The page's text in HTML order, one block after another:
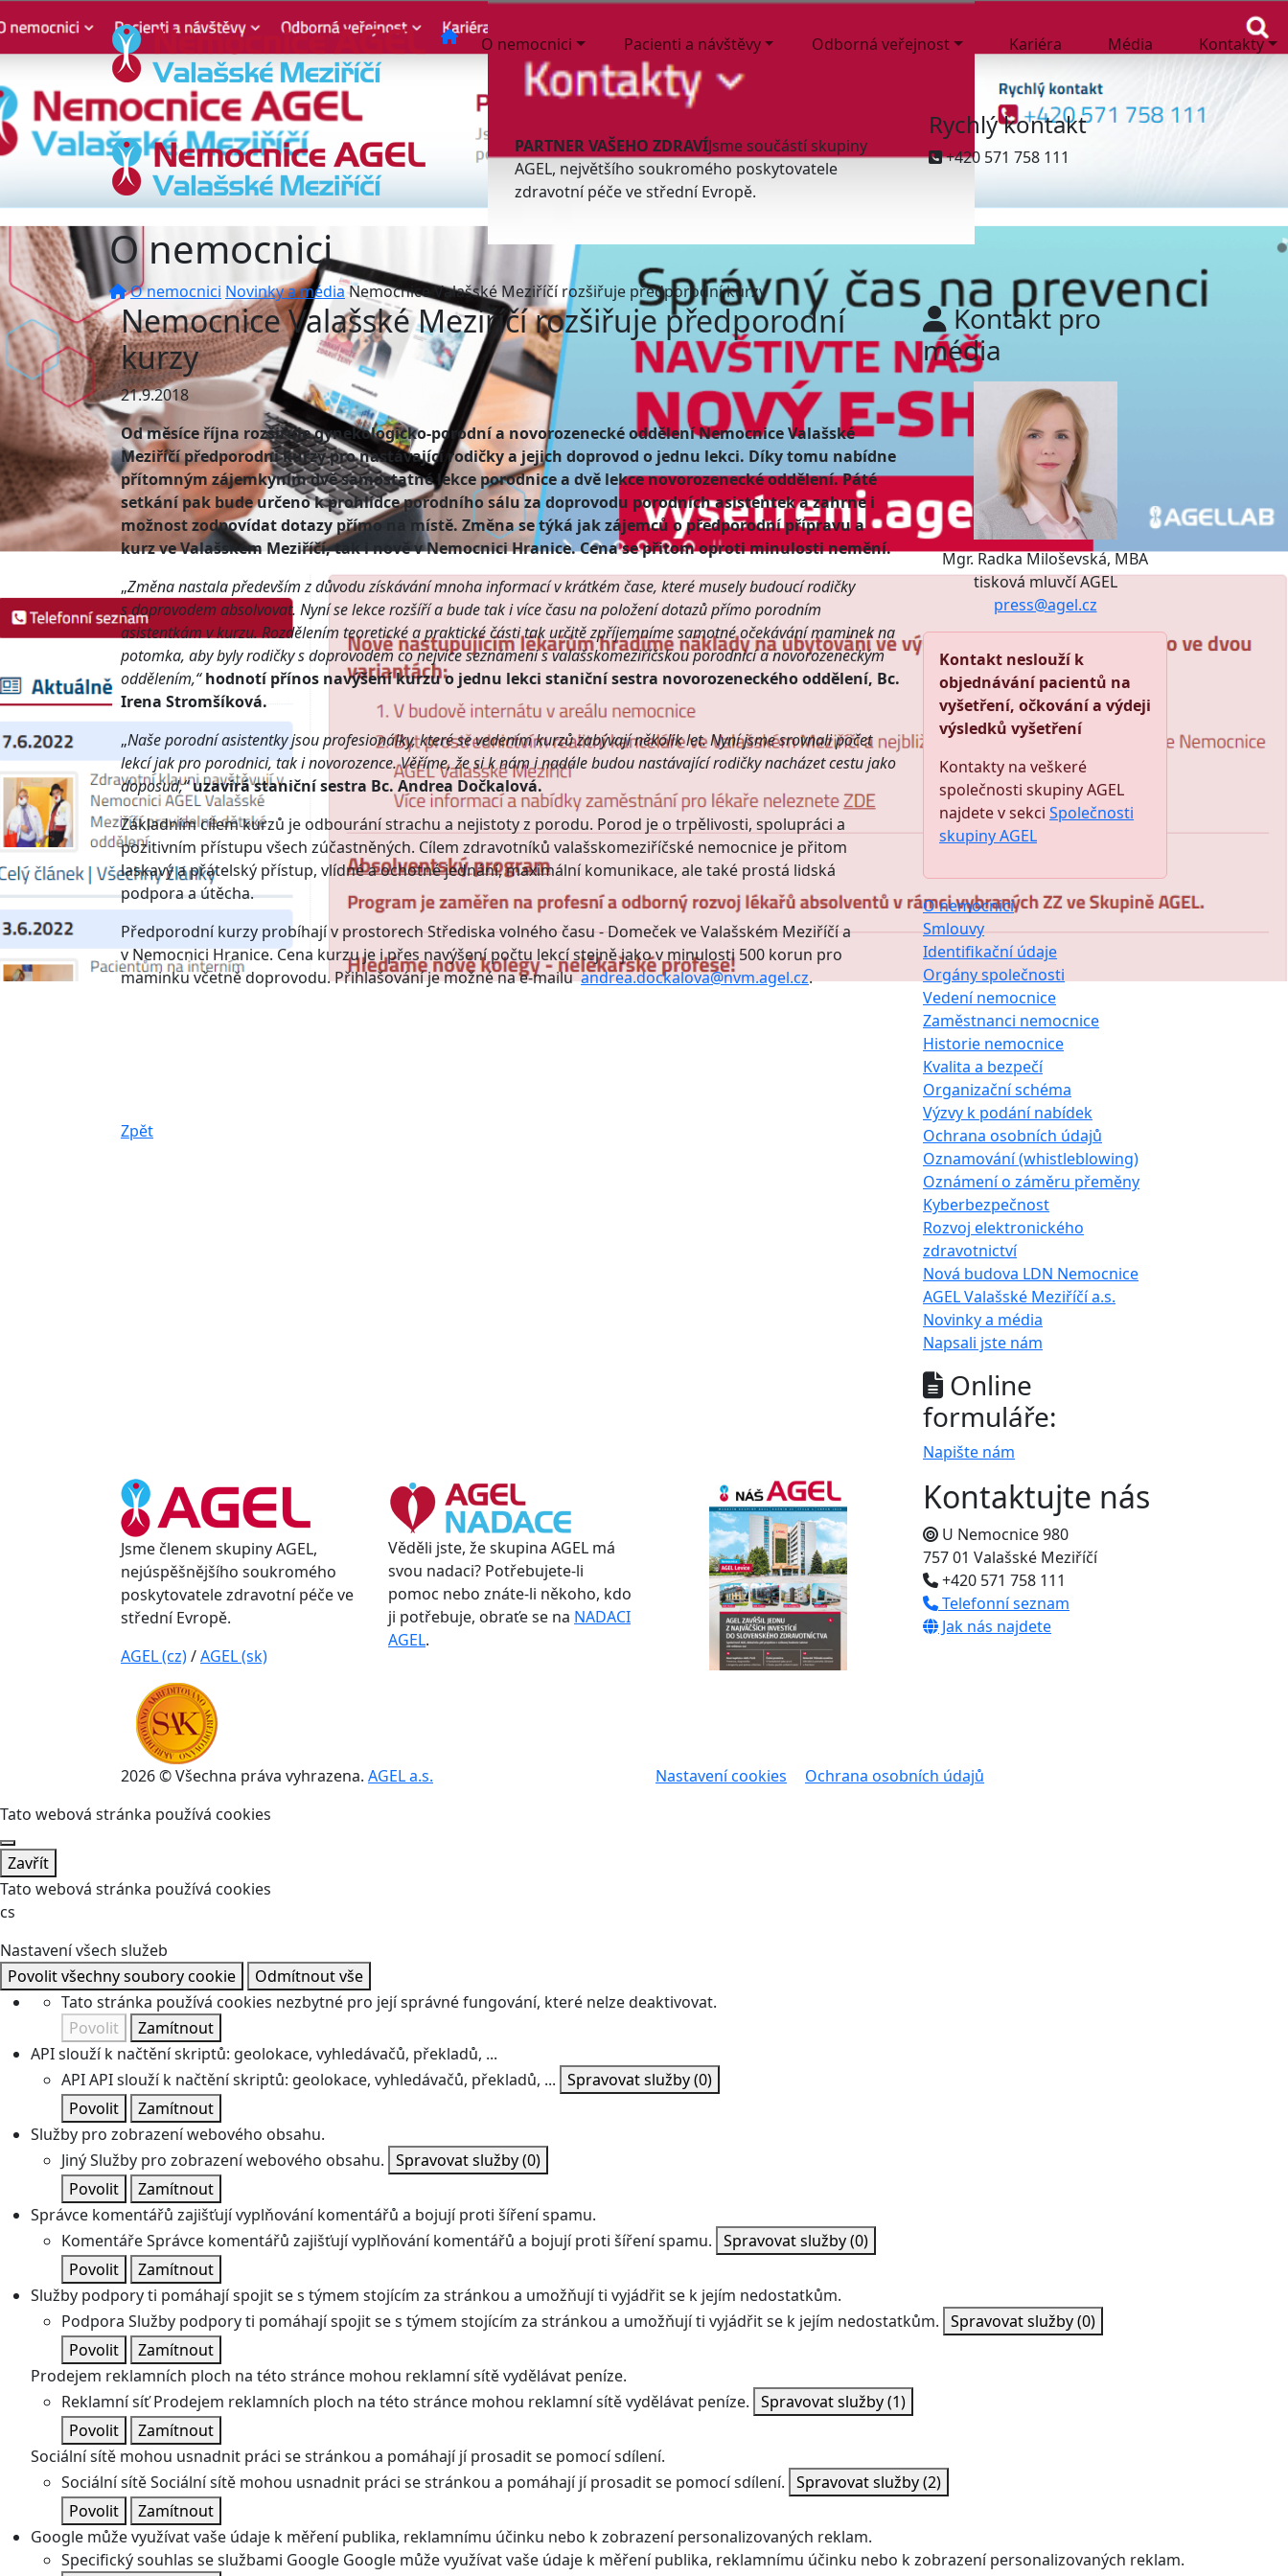
O nemocnici Pacienti a návštěvy Odborná veřejnost Kariéra Média Kontakty
PARTNER VAŠEHO ZDRAVÍJsme součástí skupiny
AGEL, největšího soukromého poskytovatele
zdravotní péče ve střední Evropě.
Rychlý kontakt
+420 571 758 111
O nemocnici
O nemocnici Novinky a médiaNemocnice Valašské Meziříčí rozšiřuje předporodní kurzy
Nemocnice Valašské Meziříčí rozšiřuje předporodní
kurzy
21.9.2018
Od měsíce října rozšiřuje gynekologicko-porodní a novorozenecké oddělení Nemocnice Valašské
Meziříčí předporodní kurzy pro nastávající rodičky a jejich doprovod o jednu lekci. Díky tomu nabídne
přítomným zájemkyním dvě samostatné lekce porodnice a dvě lekce novorozenecké oddělení. Páté
setkání pak bude určeno k prohlídce porodního sálu za doprovodu porodních asistentek a zahrne i
možnost zodpovídat dotazy přímo na místě. Změna se týká jak zájemců o předporodní přípravu a
kurz ve Valašském Meziříčí, tak i nově v Nemocnici Hranice. Cena se přitom oproti minulosti nemění.
„Změna nastala především z důvodu získávání mnoha informací v krátkém čase, které musely budoucí rodičky
s doprovodem absolvovat. Nyní se lekce rozšíří a bude tak i více času na položení dotazů přímo porodním
asistentkám v kurzu. Rozdělením teoretické a praktické části tak určitě zpříjemníme samotné očekávání maminek na
potomka, aby byly rodičky s doprovodem co nejvíce seznámeni s valašskomeziříčskou porodnicí a novorozeneckým
oddělením,“ hodnotí přínos navýšení kurzu o jednu lekci staniční sestra novorozeneckého oddělení, Bc.
Irena Stromšíková.
„Naše porodní asistentky jsou profesionálky, které se vedením kurzů zabývají několik let. Nyní jsme srovnali počet
lekcí jak pro porodnici, tak i novorozence. Věříme, že si k nám i nadále budou nastávající rodičky nacházet cestu jako
doposud,“uzavírá staniční sestra Bc. Andrea Dočkalová.
Základním cílem kurzů je odbourání strachu a nejistoty z porodu. Porod je o trpělivosti, spolupráci a
pozitivním přístupu všech zúčastněných. Cílem zdravotníků valašskomeziříčské nemocnice je přitom
laskavý a přátelský přístup, vlídné a ochotné jednání, maximální komunikace, ale také prostá lidská
podpora a útěcha.
Předporodní kurzy probíhají v prostorech Střediska volného času - Domeček ve Valašském Meziříčí a
v Nemocnici Hranice. Cena kurzu je i přes navýšení počtu lekcí stejně jako v minulosti 500 korun pro
maminku včetně doprovodu. Přihlašování je možné na e-mailuandrea.dockalova@nvm.agel.cz.
Zpět
Kontakt pro
média
Mgr. Radka Miloševská, MBA
tisková mluvčí AGEL
press@agel.cz
Kontakt neslouží k
objednávání pacientů na
vyšetření, očkování a výdeji
výsledků vyšetření
Kontakty na veškeré
společnosti skupiny AGEL
najdete v sekci Společnosti
skupiny AGEL
O nemocnici
Smlouvy
Identifikační údaje
Orgány společnosti
Vedení nemocnice
Zaměstnanci nemocnice
Historie nemocnice
Kvalita a bezpečí
Organizační schéma
Výzvy k podání nabídek
Ochrana osobních údajů
Oznamování (whistleblowing)
Oznámení o záměru přeměny
Kyberbezpečnost
Rozvoj elektronického
zdravotnictví
Nová budova LDN Nemocnice
AGEL Valašské Meziříčí a.s.
Novinky a média
Napsali jste nám
Online
formuláře:
Napište nám
Jsme členem skupiny AGEL,
nejúspěšnějšího soukromého
poskytovatele zdravotní péče ve
střední Evropě.
AGEL (cz)/AGEL (sk)
Věděli jste, že skupina AGEL má
svou nadaci? Potřebujete-li
pomoc nebo znáte-li někoho, kdo
ji potřebuje, obraťe se na NADACI
AGEL.
Kontaktujte nás
U Nemocnice 980
757 01 Valašské Meziříčí
+420 571 758 111
Telefonní seznam
Jak nás najdete
2026 © Všechna práva vyhrazena. AGEL a.s. Nastavení cookies
Ochrana osobních údajů
Tato webová stránka používá cookies
Zavřít
Tato webová stránka používá cookies
cs
Nastavení všech služeb
Povolit všechny soubory cookie
Odmítnout vše
Tato stránka používá cookies nezbytné pro její správné fungování, které nelze deaktivovat.
Povolit
Zamítnout
API slouží k načtění skriptů: geolokace, vyhledávačů, překladů, ...
APIAPI slouží k načtění skriptů: geolokace, vyhledávačů, překladů, ... Spravovat služby(0)
Povolit
Zamítnout
Služby pro zobrazení webového obsahu.
JinýSlužby pro zobrazení webového obsahu. Spravovat služby(0)
Povolit
Zamítnout
Správce komentářů zajišťují vyplňování komentářů a bojují proti šíření spamu.
KomentářeSprávce komentářů zajišťují vyplňování komentářů a bojují proti šíření spamu. Spravovat služby(0)
Povolit
Zamítnout
Služby podpory ti pomáhají spojit se s týmem stojícím za stránkou a umožňují ti vyjádřit se k jejím nedostatkům.
Podpora Služby podpory ti pomáhají spojit se s týmem stojícím za stránkou a umožňují ti vyjádřit se k jejím nedostatkům. Spravovat služby(0)
Povolit
Zamítnout
Prodejem reklamních ploch na této stránce mohou reklamní sítě vydělávat peníze.
Reklamní síť Prodejem reklamních ploch na této stránce mohou reklamní sítě vydělávat peníze. Spravovat služby(1)
Povolit
Zamítnout
Sociální sítě mohou usnadnit práci se stránkou a pomáhají jí prosadit se pomocí sdílení.
Sociální sítěSociální sítě mohou usnadnit práci se stránkou a pomáhají jí prosadit se pomocí sdílení. Spravovat služby(2)
Povolit
Zamítnout
Google může využívat vaše údaje k měření publika, reklamnímu účinku nebo k zobrazení personalizovaných reklam.
Specifický souhlas se službami Google Google může využívat vaše údaje k měření publika, reklamnímu účinku nebo k zobrazení personalizovaných reklam.